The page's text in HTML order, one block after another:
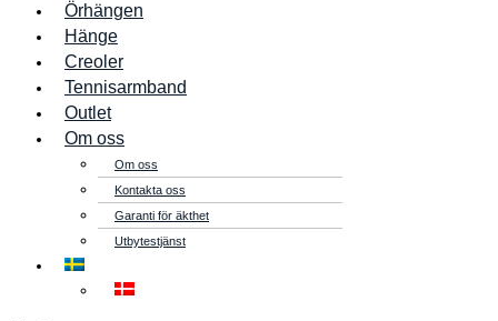
Örhängen
Hänge
Creoler
Tennisarmband
Outlet
Om oss
Om oss
Kontakta oss
Garanti för äkthet
Utbytestjänst